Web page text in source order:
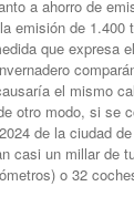
a ahorro de
emisión de 1.400
que expresa
el mismo
otro modo, si se
de la ciudad
casi un millar de
o 32